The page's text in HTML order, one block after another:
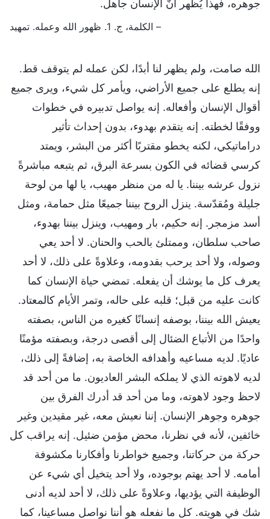
جوهره، فهذا يُظهر أنَّ الإنسان جاهل.
– الكلمة، ج. 1. ظهور الله وعمله. تمهيد
الله صامت، ولم يظهر لنا أبدًا، لكن عمله لم يتوقف قط.
إنه يطلع على جميع الأراضي، ويأمر كل شيء، ويرى جميع
أقوال الإنسان وأفعاله. إنه يواصل تدبيره في خطوات
ووفقًا لخطته. إنه يتقدم بهدوء، بدون إحداث تأثير
دراماتيكي، لكنه يخطو مقتربًا أكثر من البشر، ويمتد
كرسي قضائه في الكون بسرعة البرق، ثم يتبعه مباشرةً
نزول عرشه بيننا. يا له من منظر مهيب، يا لها من لوحة
جليلة ومُقدّسة. ينزل الروح بيننا جميعًا مثل حمامة، ومثل
أسد مزمجر. إنه حكيم، بار ومهيب، وينزل بيننا بهدوء،
صاحب سلطان، وممتلئ بالحب والحنان. لا أحد يعي
وصوله، ولا أحد يرحب بقدومه، وعلاوةً على ذلك، لا أحد
يعرف كل ما يوشك أن يفعله. تمضي حياة الإنسان كما
كانت عليه من قبل؛ قلبه على حاله، وتمر الأيام كالمعتاد.
يعيش الله بيننا، بوصفه إنسانًا كغيره من الناس، بصفته
واحدًا من الأتباع الضئال إلى أقصى درجة، وبصفته مؤمنًا
عاديًا. لديه مساعيه وأهدافه الخاصة به، إضافةً إلى ذلك،
لديه لاهوته الذي لا يملكه البشر العاديون. ما من أحد قد
لاحظ وجود لاهوته، وما من أحد قد أدرك الفرق بين
جوهره وجوهر الإنسان. إننا نعيش معه، غير مقيدين وغير
خائفين، لأنه في نظرنا، محض مؤمن ضئيل. إنه يراقب كل
حركة من حركاتنا، وجميع خواطرنا وأفكارنا مكشوفة
أمامه. لا أحد يهتم بوجوده، ولا أحد يتخيل أي شيء عن
الوظيفة التي يؤديها، وعلاوةً على ذلك، لا أحد لديه أدنى
شك في هويته. كل ما نفعله هو أننا نواصل مساعينا، كما